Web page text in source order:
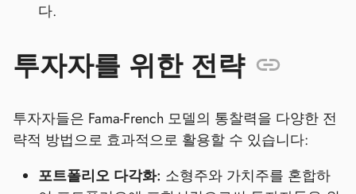
다.
투자자를 위한 전략
투자자들은 Fama-French 모델의 통찰력을 다양한 전
략적 방법으로 효과적으로 활용할 수 있습니다:
포트폴리오 다각화: 소형주와 가치주를 혼합하